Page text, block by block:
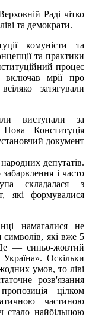
Раді чітко
та демократи.
комуністи та
та практики
процес
мрії про
затягували
виступали за
Нова Конституція
документ
депутатів.
і часто
складалася з
які формувалися
намагалися не
символів, які вже 5
Це — синьо-жовтий
Оскільки
умов, то ліві
розв'язання
цілком
частиною
стало найбільшою